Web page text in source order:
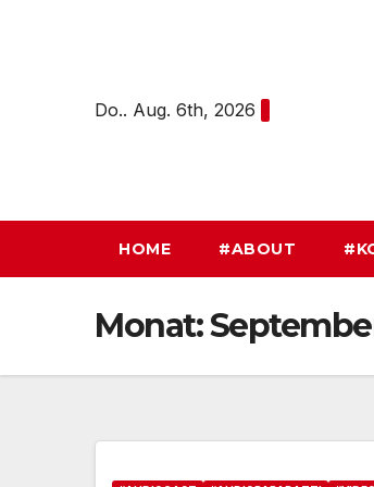
Do.. Aug. 6th, 2026
HOME #ABOUT
Monat: